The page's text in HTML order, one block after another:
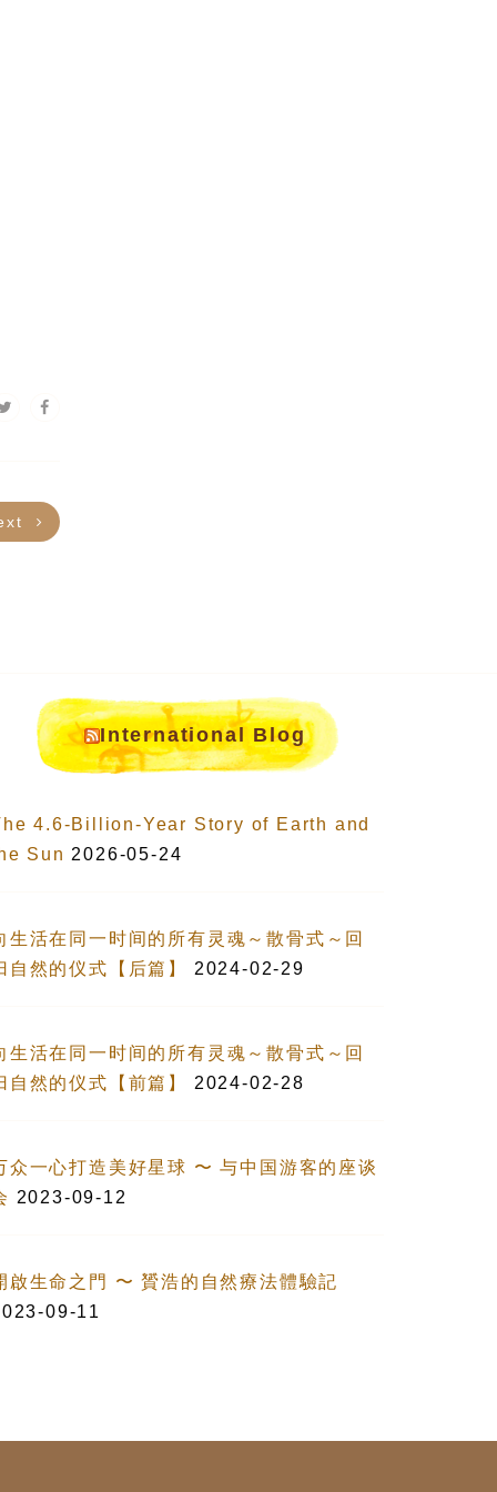
International Blog
4.6-Billion-Year Story of Earth and
Sun 2026-05-24
生活在同一时间的所有灵魂～散骨式～回
自然的仪式【后篇】
2024-02-29
生活在同一时间的所有灵魂～散骨式～回
自然的仪式【前篇】
2024-02-28
众一心打造美好星球 〜 与中国游客的座谈
2023-09-12
啟生命之門 〜 贇浩的自然療法體驗記
09-11